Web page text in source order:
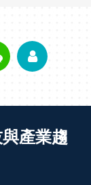
產業趨